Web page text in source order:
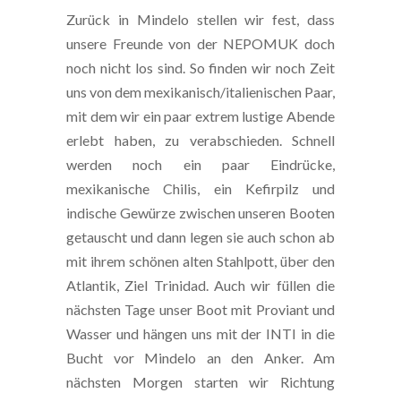
Zurück in Mindelo stellen wir fest, dass
unsere Freunde von der NEPOMUK doch
noch nicht los sind. So finden wir noch Zeit
uns von dem mexikanisch/italienischen Paar,
mit dem wir ein paar extrem lustige Abende
erlebt haben, zu verabschieden. Schnell
werden noch ein paar Eindrücke,
mexikanische Chilis, ein Kefirpilz und
indische Gewürze zwischen unseren Booten
getauscht und dann legen sie auch schon ab
mit ihrem schönen alten Stahlpott, über den
Atlantik, Ziel Trinidad. Auch wir füllen die
nächsten Tage unser Boot mit Proviant und
Wasser und hängen uns mit der INTI in die
Bucht vor Mindelo an den Anker. Am
nächsten Morgen starten wir Richtung